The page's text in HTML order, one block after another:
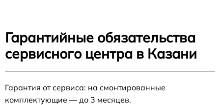
Гарантийные обязательства
сервисного центра в Казани
Гарантия от сервиса: на смонтированные
комплектующие — до 3 месяцев.